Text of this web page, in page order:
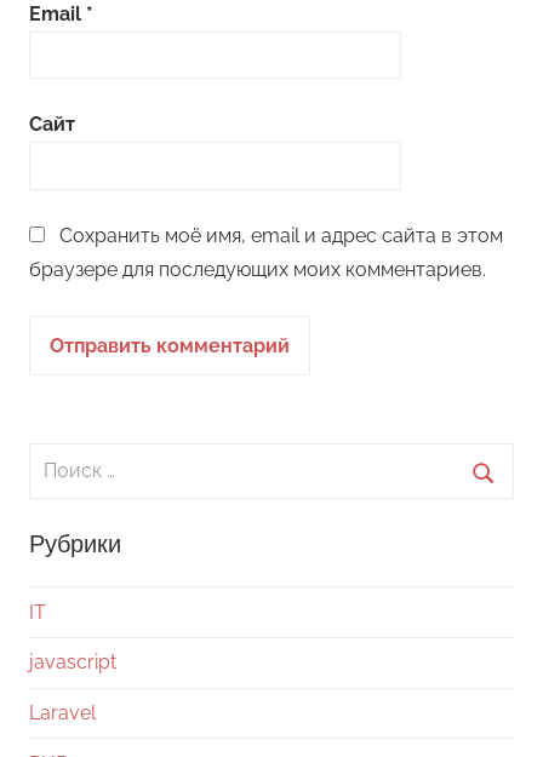
Email *
Сайт
Сохранить моё имя, email и адрес сайта в этом
браузере для последующих моих комментариев.
Поиск
Рубрики
IT
javascript
Laravel